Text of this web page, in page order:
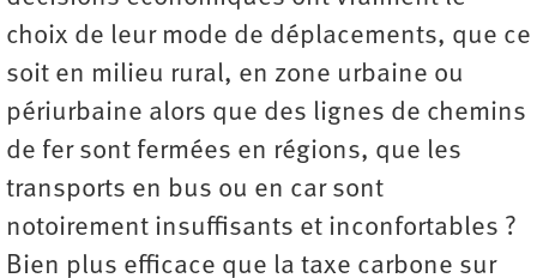
choix de leur mode de déplacements, que ce
soit en milieu rural, en zone urbaine ou
périurbaine alors que des lignes de chemins
de fer sont fermées en régions, que les
transports en bus ou en car sont
notoirement insuffisants et inconfortables ?
Bien plus efficace que la taxe carbone sur